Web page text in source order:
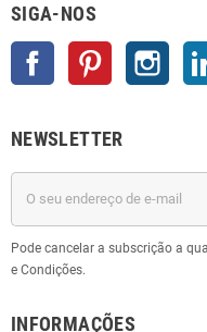
SIGA-NOS
Facebook Pinterest
NEWSLETTER
Pode cancelar a subscrição a
e Condições.
INFORMAÇÕES